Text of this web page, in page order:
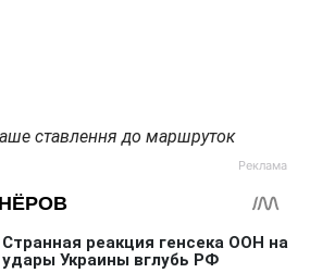
ставлення до маршруток